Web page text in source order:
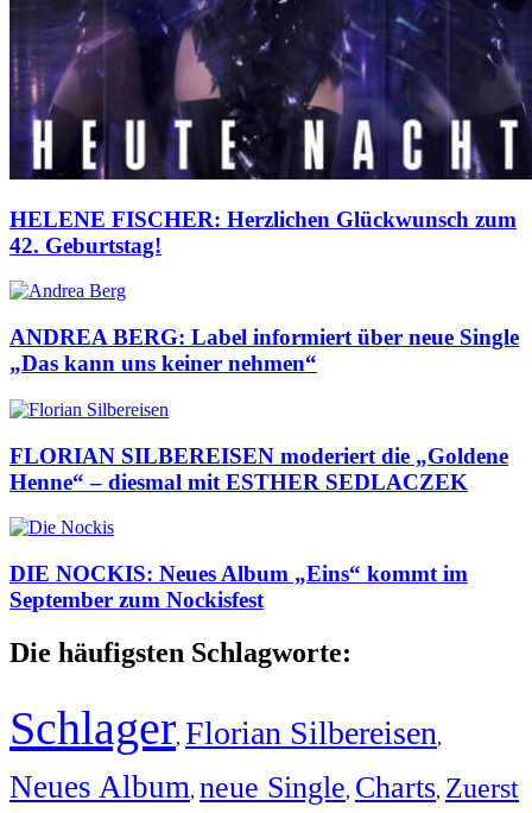
HELENE FISCHER: Herzlichen Glückwunsch zum
42. Geburtstag!
ANDREA BERG: Label informiert über neue Single
„Das kann uns keiner nehmen“
FLORIAN SILBEREISEN moderiert die „Goldene
Henne“ – diesmal mit ESTHER SEDLACZEK
DIE NOCKIS: Neues Album „Eins“ kommt im
September zum Nockisfest
Die häufigsten Schlagworte:
Schlager, Florian Silbereisen,
Neues Album, neue Single, Charts, Zuerst